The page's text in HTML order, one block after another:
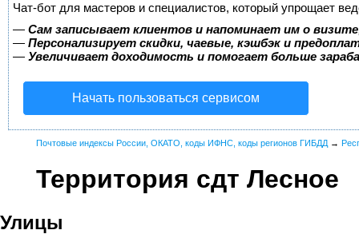
Чат-бот для мастеров и специалистов, который упрощает
— Сам записывает клиентов и напоминает им о
— Персонализирует скидки, чаевые, кэшбэк и
— Увеличивает доходимость и помогает больше
Начать пользоваться сервисом
Почтовые индексы России, ОКАТО, коды ИФНС, коды регионов ГИБДД →
Территория сдт Лесное
Улицы